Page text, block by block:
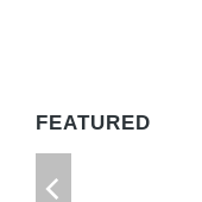
FEATURED